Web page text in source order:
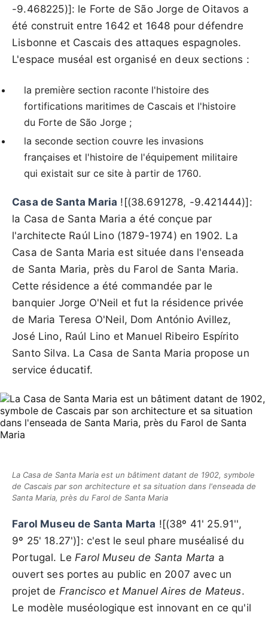
-9.468225)]: le Forte de São Jorge de Oitavos a
été construit entre 1642 et 1648 pour défendre
Lisbonne et Cascais des attaques espagnoles.
L'espace muséal est organisé en deux sections :
la première section raconte l'histoire des
fortifications maritimes de Cascais et l'histoire
du Forte de São Jorge ;
la seconde section couvre les invasions
françaises et l'histoire de l'équipement militaire
qui existait sur ce site à partir de 1760.
Casa de Santa Maria ![(38.691278, -9.421444)]:
la Casa de Santa Maria a été conçue par
l'architecte Raúl Lino (1879-1974) en 1902. La
Casa de Santa Maria est située dans l'enseada
de Santa Maria, près du Farol de Santa Maria.
Cette résidence a été commandée par le
banquier Jorge O'Neil et fut la résidence privée
de Maria Teresa O'Neil, Dom António Avillez,
José Lino, Raúl Lino et Manuel Ribeiro Espírito
Santo Silva. La Casa de Santa Maria propose un
service éducatif.
La Casa de Santa Maria est un bâtiment datant de 1902, symbole
de Cascais par son architecture et sa situation dans l'enseada de
Santa Maria, près du Farol de Santa Maria
Farol Museu de Santa Marta ![(38º 41' 25.91'',
9º 25' 18.27')]: c'est le seul phare muséalisé du
Portugal. LeFarol Museu de Santa Marta a
ouvert ses portes au public en 2007 avec un
projet de Francisco et Manuel Aires de Mateus.
Le modèle muséologique est innovant en ce qu'il